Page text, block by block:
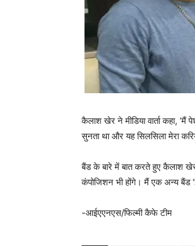
कैलाश खेर ने मीडिया वार्ता कहा,
सुनता था और यह सिलसिला मेरा
बैंड के बारे में बात करते हुए कैलाश
कंपोजिशन भी होंगे। मैं एक अन्य बैंड
-आईएएनएस/फिल्‍मी कैफे टीम